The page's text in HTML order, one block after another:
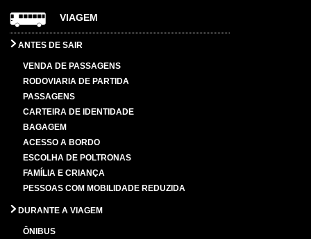
VIAGEM
ANTES DE SAIR
VENDA DE PASSAGENS
RODOVIARIA DE PARTIDA
PASSAGENS
CARTEIRA DE IDENTIDADE
BAGAGEM
ACESSO A BORDO
ESCOLHA DE POLTRONAS
FAMÍLIA E CRIANÇA
PESSOAS COM MOBILIDADE REDUZIDA
DURANTE A VIAGEM
ÔNIBUS